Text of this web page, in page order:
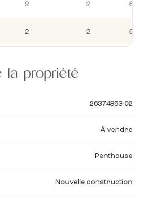
2 2 65 m²
2 2 65 m²
la propriété
26374853-02
À vendre
Penthouse
Nouvelle construction